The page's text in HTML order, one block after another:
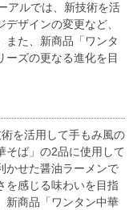
アルでは、新技術を活
ザインの変更など、
また、新商品「ワンタ
ーズの更なる進化を目
を活用して手もみ風の
そば」の2品に使用して
かせた醤油ラーメンで
を感じる味わいを目指
新商品「ワンタン中華